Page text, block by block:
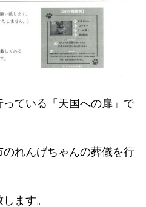
ている「天国への扉」で
れんげちゃんの葬儀を行
ます。